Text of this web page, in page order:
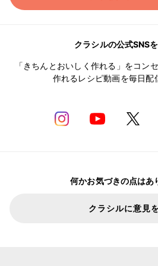
クラシルの公式SNS
「きちんとおいしく作れる」をコン
作れるレシピ動画を毎日配
何かお気づきの点はあ
クラシルに意見